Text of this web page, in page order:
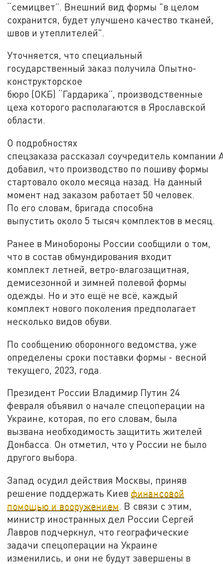
“семицвет”. Внешний вид формы "в целом
сохранится, будет улучшено качество тканей,
швов и утеплителей".
Уточняется, что специальный
государственный заказ получила Опытно-
конструкторское
бюро (ОКБ) “Гардарика”, производственные
цеха которого располагаются в Ярославской
области.
О подробностях
спецзаказа рассказал соучредитель
добавил, что производство по пошиву формы
стартовало около месяца назад. На данный
момент над заказом работает 50 человек.
По его словам, бригада способна
выпустить около 5 тысяч комплектов в месяц.
Ранее в Минобороны России сообщили о том,
что в состав обмундирования входит
комплект летней, ветро-влагозащитная,
демисезонной и зимней полевой формы
одежды. Но и это ещё не всё, каждый
комплект нового поколения предполагает
несколько видов обуви.
По сообщению оборонного ведомства, уже
определены сроки поставки формы - весной
текущего, 2023, года.
Президент России Владимир Путин 24
февраля объявил о начале спецоперации на
Украине, которая, по его словам, была
вызвана необходимость защитить жителей
Донбасса. Он отметил, что у России не было
другого выбора.
Запад осудил действия Москвы, приняв
решение поддержать Киевфинансовой
помощью и вооружением. В связи с этим,
министр иностранных дел России Сергей
Лавров подчеркнул, что географические
задачи спецоперации на Украине
изменились, и они не будут завершены в